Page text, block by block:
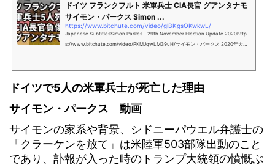
ドイツ フランクフルト 米軍兵士 CIA長官 グアンタナモ
サイモン・パークス Simon ...
https://www.bitchute.com/video/glBKgsOKwkwL/
Japanese SubtitlesSimon Parkes - 29th November Election Update 2020http
s://www.bitchute.com/video/PKMJqwLM39uH/サイモン・パークス 2020年大統
ドイツで5人の米軍兵士が死亡した理由
サイモン・パークス 動画
サイモンの家系や背景、シドニーパウエル弁護士の
「クラーケンを放て」は米陸軍503部隊出動のこと
であり、訃報が入った時のトランプ大統領の憤慨ぶ